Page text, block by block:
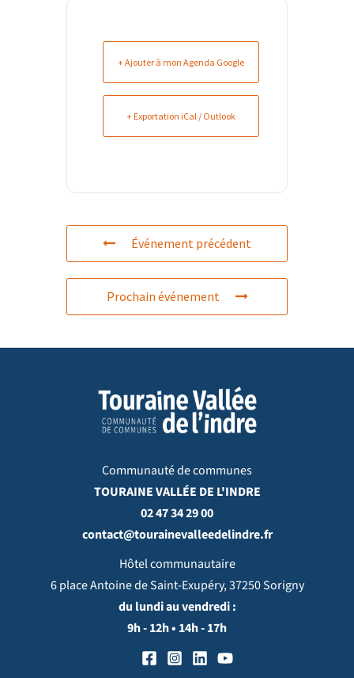
+ Ajouter à mon Agenda Google
+ Exportation iCal / Outlook
Événement précédent
Prochain événement
Communauté de communes
TOURAINE VALLÉE DE L'INDRE
02 47 34 29 00
contact@tourainevalleedelindre.fr
Hôtel communautaire
6 place Antoine de Saint-Exupéry, 37250 Sorigny
du lundi au vendredi :
9h - 12h • 14h - 17h